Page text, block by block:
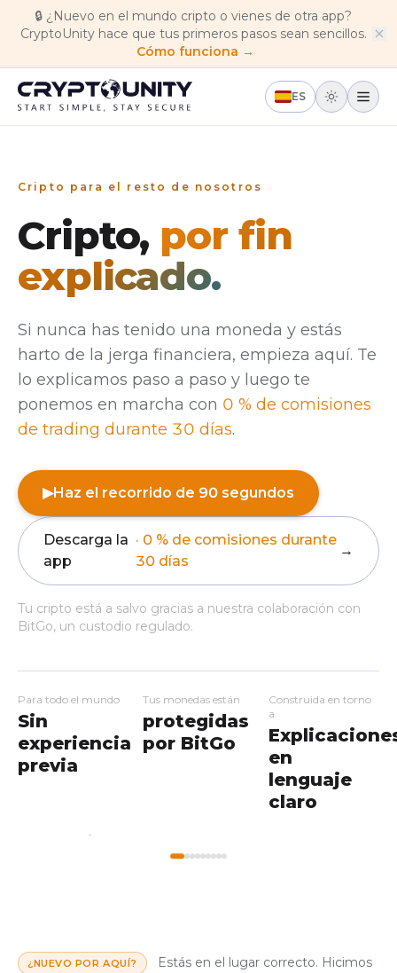
Skip to main content
🔒 ¿Nuevo en el mundo cripto o vienes de otra app?
CryptoUnity hace que tus primeros pasos sean sencillos.
Cómo funciona →
ES
Cripto para el resto de nosotros
Cripto, por fin
explicado.
Si nunca has tenido una moneda y estás
harto de la jerga financiera, empieza aquí. Te
lo explicamos paso a paso y luego te
ponemos en marcha con 0 % de comisiones
de trading durante 30 días.
▶Haz el recorrido de 90 segundos
Descarga la
app
· 0 % de comisiones durante
30 días
→
Tu cripto está a salvo gracias a nuestra colaboración con
BitGo, un custodio regulado.
Para todo el mundo
Sin
experiencia
previa
Tus monedas están
protegidas
por BitGo
Construida en torno
a
en
lenguaje
claro
¿NUEVO POR AQUÍ?
Estás en el lugar correcto. Hicimos